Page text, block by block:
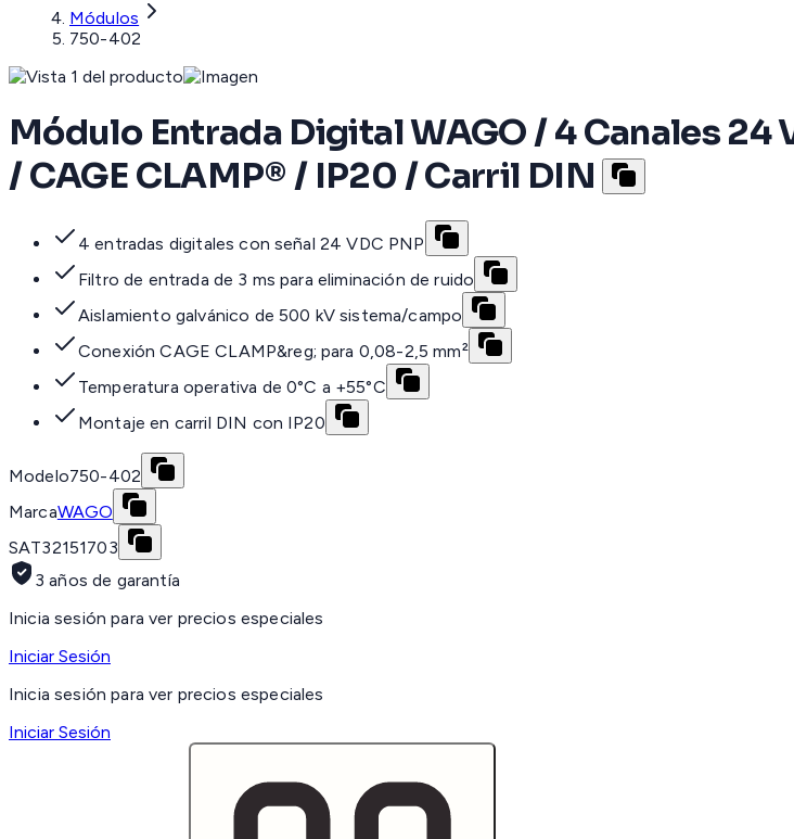
Módulos
750-402
Módulo Entrada Digital WAGO / 4 Canales
/ CAGE CLAMP® / IP20 / Carril DIN
4 entradas digitales con señal 24 VDC PNP
Filtro de entrada de 3 ms para eliminación de ruido
Aislamiento galvánico de 500 kV sistema/campo
Conexión CAGE CLAMP&reg; para 0,08-2,5 mm²
Temperatura operativa de 0°C a +55°C
Montaje en carril DIN con IP20
Modelo750-402
MarcaWAGO
SAT32151703
3 años de garantía
Inicia sesión para ver precios especiales
Iniciar Sesión
Inicia sesión para ver precios especiales
Iniciar Sesión